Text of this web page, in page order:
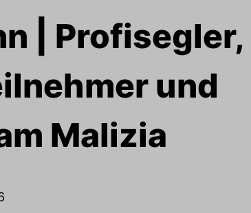
| Profisegler,
und
Malizia